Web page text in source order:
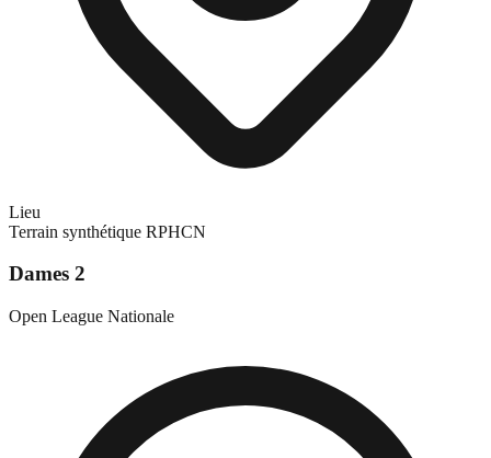
Lieu
Terrain synthétique RPHCN
Dames 2
Open League Nationale